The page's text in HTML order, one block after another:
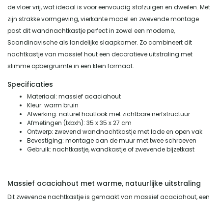
de vloer vrij, wat ideaal is voor eenvoudig stofzuigen en dweilen. Met
zijn strakke vormgeving, vierkante model en zwevende montage
past dit wandnachtkastje perfect in zowel een moderne,
Scandinavische als landelijke slaapkamer. Zo combineert dit
nachtkastje van massief hout een decoratieve uitstraling met
slimme opbergruimte in een klein formaat.
Specificaties
Materiaal: massief acaciahout
Kleur: warm bruin
Afwerking: naturel houtlook met zichtbare nerfstructuur
Afmetingen (lxbxh): 35 x 35 x 27 cm
Ontwerp: zwevend wandnachtkastje met lade en open vak
Bevestiging: montage aan de muur met twee schroeven
Gebruik: nachtkastje, wandkastje of zwevende bijzetkast
Massief acaciahout met warme, natuurlijke uitstraling
Dit zwevende nachtkastje is gemaakt van massief acaciahout, een